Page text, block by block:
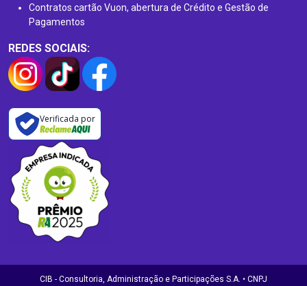
Contratos cartão Vuon, abertura de Crédito e Gestão de
Pagamentos
REDES SOCIAIS:
Verificada por
CIB - Consultoria, Administração e Participações S.A. • CNPJ